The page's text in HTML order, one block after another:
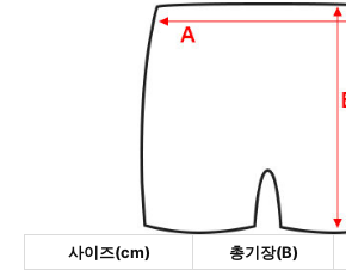
사이즈(cm) 총기장(B)